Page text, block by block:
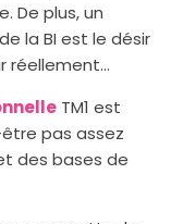
De plus, un
la BI est le désir
réellement…
TM1 est
pas assez
des bases de